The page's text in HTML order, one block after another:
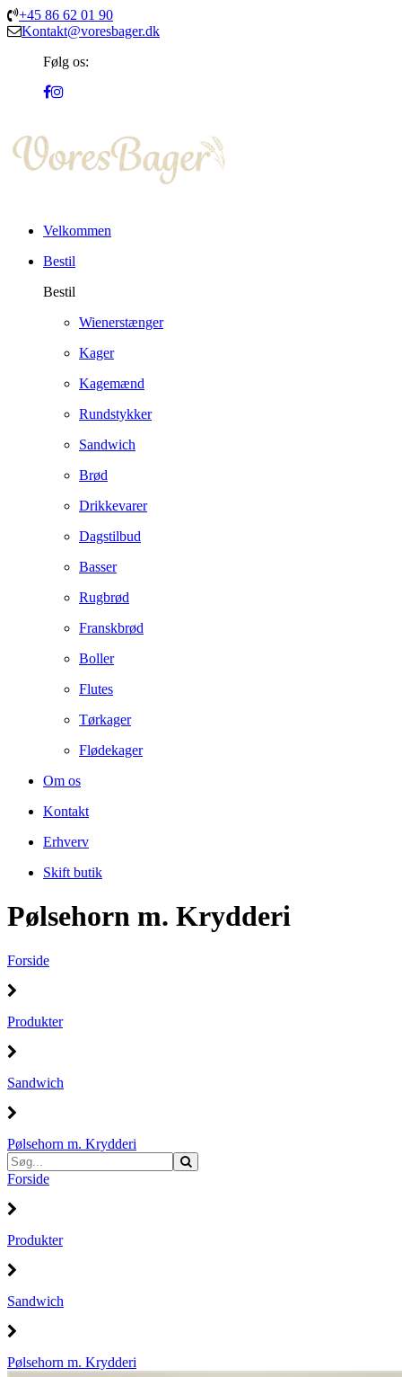
+45 86 62 01 90
Kontakt@voresbager.dk
Følg os:
Velkommen
Bestil
Bestil
Wienerstænger
Kager
Kagemænd
Rundstykker
Sandwich
Brød
Drikkevarer
Dagstilbud
Basser
Rugbrød
Franskbrød
Boller
Flutes
Tørkager
Flødekager
Om os
Kontakt
Erhverv
Skift butik
Pølsehorn m. Krydderi
Forside
Produkter
Sandwich
Pølsehorn m. Krydderi
Forside
Produkter
Sandwich
Pølsehorn m. Krydderi